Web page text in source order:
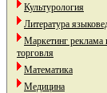
Культурология
Литература
Маркетинг реклама
торговля
Математика
Медицина